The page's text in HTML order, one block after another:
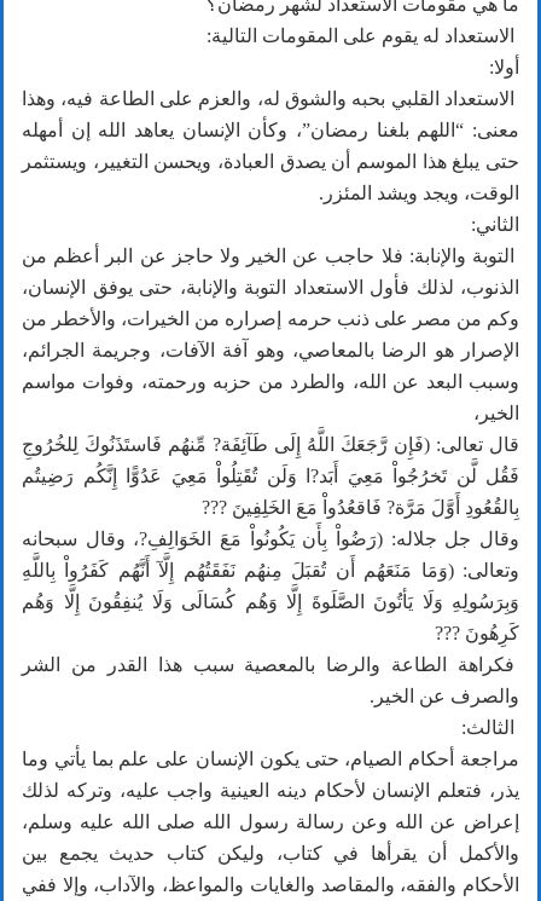
ما هي مقومات الاستعداد لشهر رمضان؟
الاستعداد له يقوم على المقومات التالية:
أولا:
الاستعداد القلبي بحبه والشوق له، والعزم على الطاعة فيه، وهذا
معنى: “اللهم بلغنا رمضان”، وكأن الإنسان يعاهد الله إن أمهله
حتى يبلغ هذا الموسم أن يصدق العبادة، ويحسن التغيير، ويستثمر
الوقت، ويجد ويشد المئزر.
الثاني:
التوبة والإنابة: فلا حاجب عن الخير ولا حاجز عن البر أعظم من
الذنوب، لذلك فأول الاستعداد التوبة والإنابة، حتى يوفق الإنسان،
وكم من مصر على ذنب حرمه إصراره من الخيرات، والأخطر من
الإصرار هو الرضا بالمعاصي، وهو آفة الآفات، وجريمة الجرائم،
وسبب البعد عن الله، والطرد من حزبه ورحمته، وفوات مواسم
الخير،
قال تعالى: (فَإِن رَّجَعَكَ اللَّهُ إِلَى طَآئِفَة? مِّنهُم فَاستَ‍ذَنُوكَ لِلخُرُوجِ
فَقُل لَّن تَخرُجُواْ مَعِيَ أَبَد?ا وَلَن تُقَتِلُواْ مَعِيَ عَدُوًّا إِنَّكُم رَضِيتُم
بِالقُعُودِ أَوَّلَ مَرَّة? فَاقعُدُواْ مَعَ الخَلِفِينَ ???
وقال جل جلاله: (رَضُواْ بِأَن يَكُونُواْ مَعَ الخَوَالِفِ?، وقال سبحانه
وتعالى: (وَمَا مَنَعَهُم أَن تُقبَلَ مِنهُم نَفَقَتُهُم إِلَّآ أَنَّهُم كَفَرُواْ بِاللَّهِ
وَبِرَسُولِهِ وَلَا يَأتُونَ الصَّلَوةَ إِلَّا وَهُم كُسَالَى وَلَا يُنفِقُونَ إِلَّا وَهُم
كَرِهُونَ ???
فكراهة الطاعة والرضا بالمعصية سبب هذا القدر من الشر
والصرف عن الخير.
الثالث:
مراجعة أحكام الصيام، حتى يكون الإنسان على علم بما يأتي وما
يذر، فتعلم الإنسان لأحكام دينه العينية واجب عليه، وتركه لذلك
إعراض عن الله وعن رسالة رسول الله صلى الله عليه وسلم،
والأكمل أن يقرأها في كتاب، وليكن كتاب حديث يجمع بين
الأحكام والفقه، والمقاصد والغايات والمواعظ، والآداب، وإلا ففي